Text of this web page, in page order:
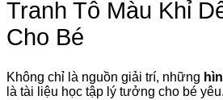
Tranh Tô Màu Khỉ
Cho Bé
Không chỉ là nguồn giải trí, những
là tài liệu học tập lý tưởng cho bé